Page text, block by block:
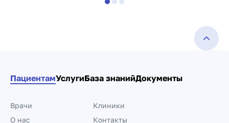
ПациентамУслугиБаза знанийДокументы
Врачи
Клиники
О нас
Контакты